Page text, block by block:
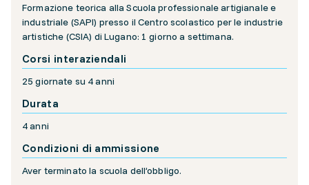
Formazione teorica alla Scuola professionale artigianale e
industriale (SAPI) presso il Centro scolastico per le industrie
artistiche (CSIA) di Lugano: 1 giorno a settimana.
Corsi interaziendali
25 giornate su 4 anni
Durata
4 anni
Condizioni di ammissione
Aver terminato la scuola dell’obbligo.